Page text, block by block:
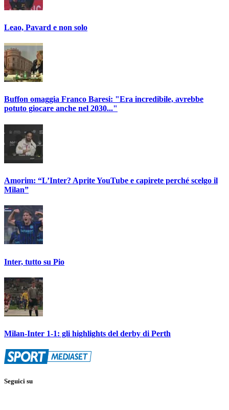
Leao, Pavard e non solo
Buffon omaggia Franco Baresi: "Era incredibile, avrebbe
potuto giocare anche nel 2030..."
Amorim: “L’Inter? Aprite YouTube e capirete perché scelgo il
Milan”
Inter, tutto su Pio
Milan-Inter 1-1: gli highlights del derby di Perth
Seguici su